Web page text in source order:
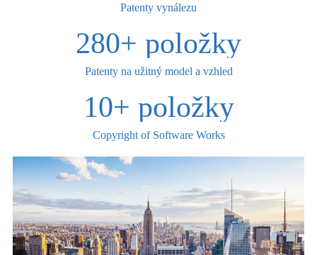
Patenty vynálezu
280+ položky
Patenty na užitný model a vzhled
10+ položky
Copyright of Software Works